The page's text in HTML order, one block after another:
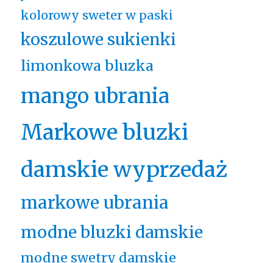
kolorowy sweter w paski
koszulowe sukienki
limonkowa bluzka
mango ubrania
Markowe bluzki
damskie wyprzedaż
markowe ubrania
modne bluzki damskie
modne swetry damskie